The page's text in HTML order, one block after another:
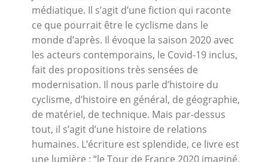
médiatique. Il s’agit d’une fiction qui raconte
ce que pourrait être le cyclisme dans le
monde d’après. Il évoque la saison 2020 avec
les acteurs contemporains, le Covid-19 inclus,
fait des propositions très sensées de
modernisation. Il nous parle d’histoire du
cyclisme, d’histoire en général, de géographie,
de matériel, de technique. Mais par-dessus
tout, il s’agit d’une histoire de relations
humaines. L’écriture est splendide, ce livre est
une lumière : “le Tour de France 2020 imaginé.